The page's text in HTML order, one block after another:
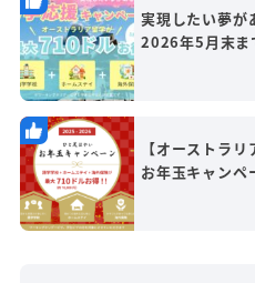
実現したい夢が
2026年5月末ま
【オーストラ
お年玉キャンペ